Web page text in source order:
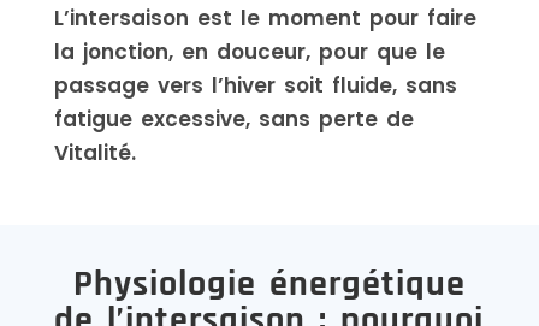
L’intersaison est le moment pour faire
la jonction, en douceur, pour que le
passage vers l’hiver soit fluide, sans
fatigue excessive, sans perte de
Vitalité.
Physiologie énergétique